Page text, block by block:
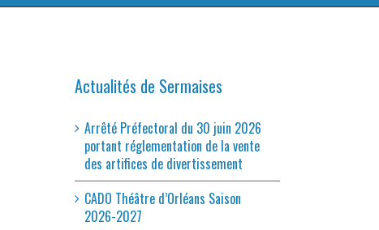
Actualités de Sermaises
Arrêté Préfectoral du 30 juin 2026
portant réglementation de la vente
des artifices de divertissement
CADO Théâtre d’Orléans Saison
2026-2027